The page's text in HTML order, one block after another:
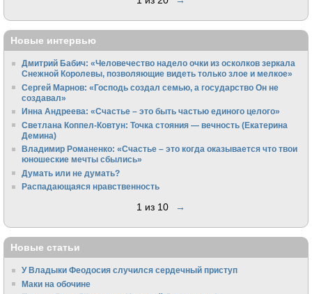
Новые интервью
Дмитрий Бабич: «Человечество надело очки из осколков зеркала
Снежной Королевы, позволяющие видеть только злое и мелкое»
Сергей Марнов: «Господь создал семью, а государство Он не
создавал»
Инна Андреева: «Счастье – это быть частью единого целого»
Светлана Коппел-Ковтун: Точка стояния — вечность (Екатерина
Демина)
Владимир Романенко: «Счастье – это когда оказывается что твои
юношеские мечты сбылись»
Думать или не думать?
Распадающаяся нравственность
1 из 10 →
Новые статьи
У Владыки Феодосия случился сердечный приступ
Маки на обочине